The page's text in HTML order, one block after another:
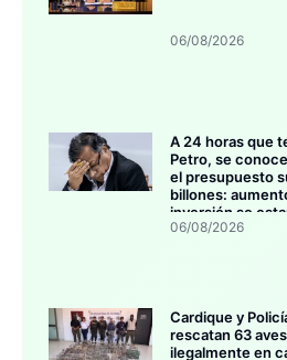
06/08/2026
A 24 horas que
Petro, se
el presupuesto
billones:
inversión se
06/08/2026
Cardique y
rescatan 63
ilegalmente en